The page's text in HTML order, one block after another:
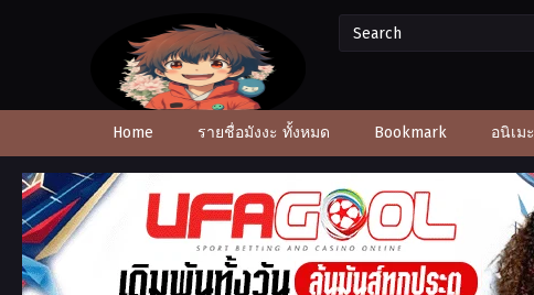
Home รายชื่อมังงะ ทั้งหมด Bookmark อนิเมะ